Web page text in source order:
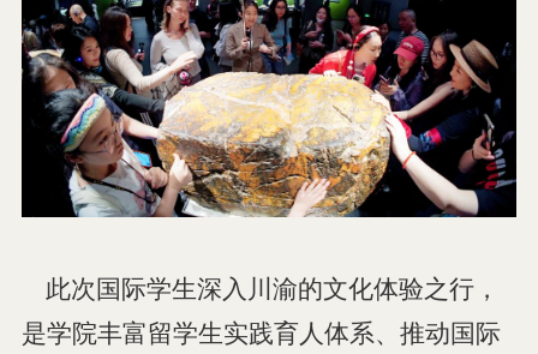
此次国际学生深入川渝的文化体验之行，
是学院丰富留学生实践育人体系、推动国际